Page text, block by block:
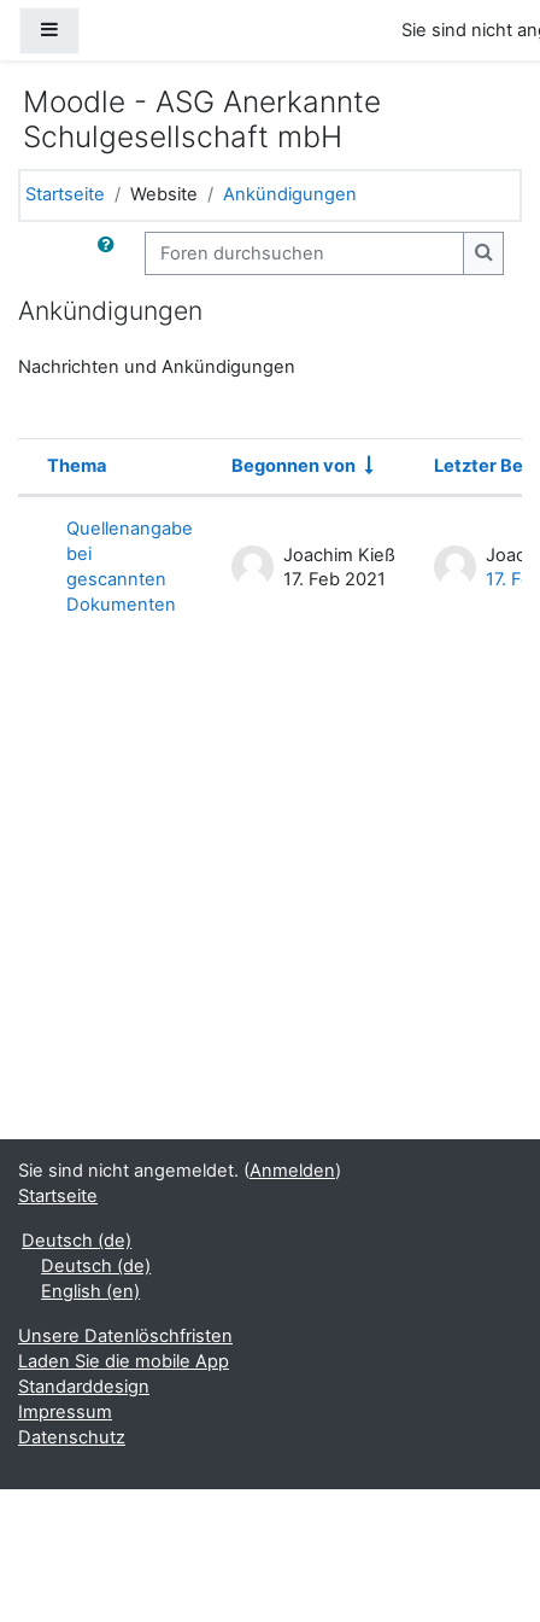
Sie sind nicht
Moodle - ASG Anerkannte
Schulgesellschaft mbH
Startseite Website Ankündigungen
Foren durchsuchen
Foren
Ankündigungen
Nachrichten und Ankündigungen
Liste der Themen - 1 von 1
Status
Thema Begonnen von Letzter
Quellenangabe
bei
gescannten
Dokumenten
Joachim Kieß
17. Feb 2021
17.
Sie sind nicht angemeldet. (Anmelden)
Startseite
Deutsch ‎(de)‎
Deutsch ‎(de)‎
English ‎(en)‎
Unsere Datenlöschfristen
Laden Sie die mobile App
Standarddesign
Impressum
Datenschutz